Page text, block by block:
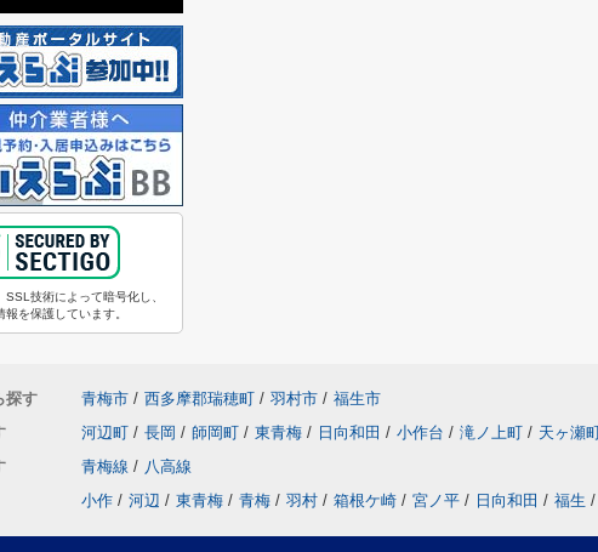
SSL技術によって暗号化し、
報を保護しています。
探す 青梅市 / 西多摩郡瑞穂町 / 羽村市 / 福生市
河辺町 / 長岡 / 師岡町 / 東青梅 / 日向和田 / 小作台 / 滝ノ上町 / 天ヶ瀬
青梅線 / 八高線
小作 / 河辺 / 東青梅 / 青梅 / 羽村 / 箱根ケ崎 / 宮ノ平 / 日向和田 / 福生 /